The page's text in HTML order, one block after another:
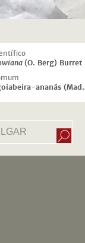
(O. Berg) Burret
Feijoa;